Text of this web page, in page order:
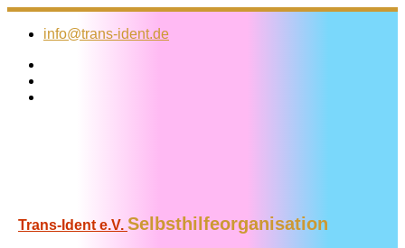
Zum
Inhalt
info@trans-ident.de
Trans-Ident e.V. Selbsthilfeorganisation